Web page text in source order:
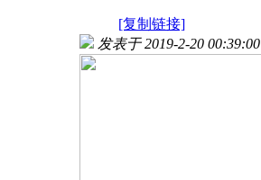
[复制链接]
发表于 2019-2-20 00:39:00